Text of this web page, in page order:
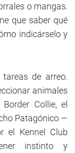
o mangas.
que saber qué
indicárselo y
de arreo.
animales
Collie, el
Patagónico —
el Kennel Club
instinto y